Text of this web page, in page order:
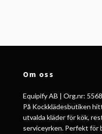
Om oss
Equipify AB | Org.nr:
På Kockklädesbutiken
utvalda kläder för kök,
serviceyrken. Perfekt för